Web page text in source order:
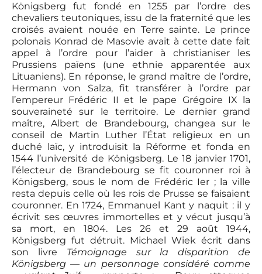
Königsberg fut fondé en 1255 par l’ordre des
chevaliers teutoniques, issu de la fraternité que les
croisés avaient nouée en Terre sainte. Le prince
polonais Konrad de Masovie avait à cette date fait
appel à l’ordre pour l’aider à christianiser les
Prussiens païens (une ethnie apparentée aux
Lituaniens). En réponse, le grand maître de l’ordre,
Hermann von Salza, fit transférer à l’ordre par
l’empereur Frédéric II et le pape Grégoire IX la
souveraineté sur le territoire. Le dernier grand
maître, Albert de Brandebourg, changea sur le
conseil de Martin Luther l’État religieux en un
duché laïc, y introduisit la Réforme et fonda en
1544 l’université de Königsberg. Le 18 janvier 1701,
l’électeur de Brandebourg se fit couronner roi à
Königsberg, sous le nom de Frédéric Ier ; la ville
resta depuis celle où les rois de Prusse se faisaient
couronner. En 1724, Emmanuel Kant y naquit : il y
écrivit ses œuvres immortelles et y vécut jusqu’à
sa mort, en 1804. Les 26 et 29 août 1944,
Königsberg fut détruit. Michael Wiek écrit dans
son livre Témoignage sur la disparition de
Königsberg — un personnage considéré comme